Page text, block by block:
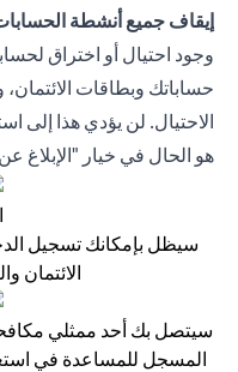
إيقاف جميع أنشطة
وجود احتيال أو اختراق
حساباتك وبطاقات
الاحتيال. لن يؤدي هذا إلى
هو الحال في خيار "الإبلاغ
سيظل بإمكانك تسجيل
الائتمان
سيتصل بك أحد ممثلي
المسجل للمساعدة في